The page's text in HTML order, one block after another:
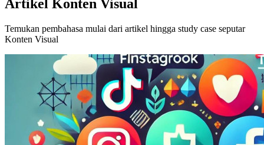
Artikel Konten Visual
Temukan pembahasa mulai dari artikel hingga study case seputar
Konten Visual